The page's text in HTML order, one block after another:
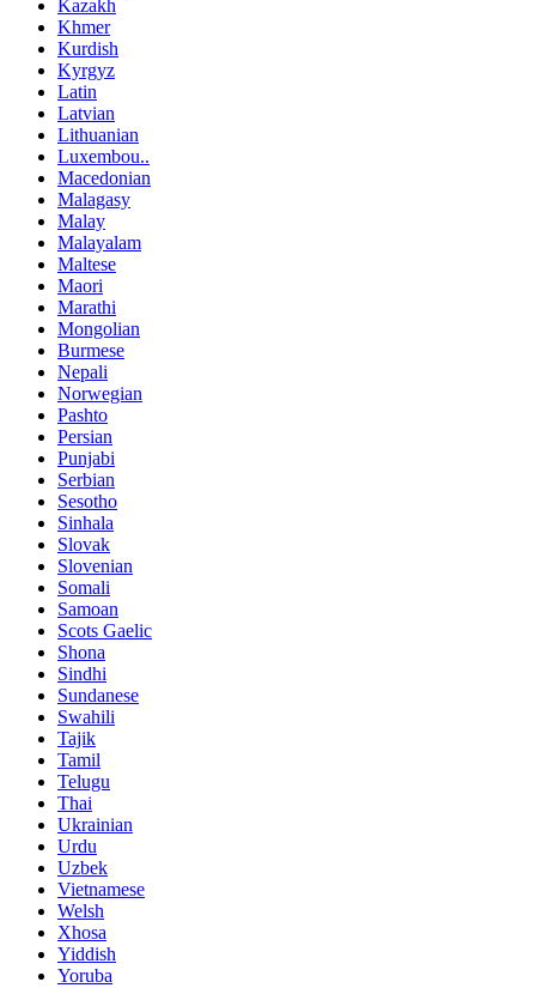
Kazakh
Khmer
Kurdish
Kyrgyz
Latin
Latvian
Lithuanian
Luxembou..
Macedonian
Malagasy
Malay
Malayalam
Maltese
Maori
Marathi
Mongolian
Burmese
Nepali
Norwegian
Pashto
Persian
Punjabi
Serbian
Sesotho
Sinhala
Slovak
Slovenian
Somali
Samoan
Scots Gaelic
Shona
Sindhi
Sundanese
Swahili
Tajik
Tamil
Telugu
Thai
Ukrainian
Urdu
Uzbek
Vietnamese
Welsh
Xhosa
Yiddish
Yoruba